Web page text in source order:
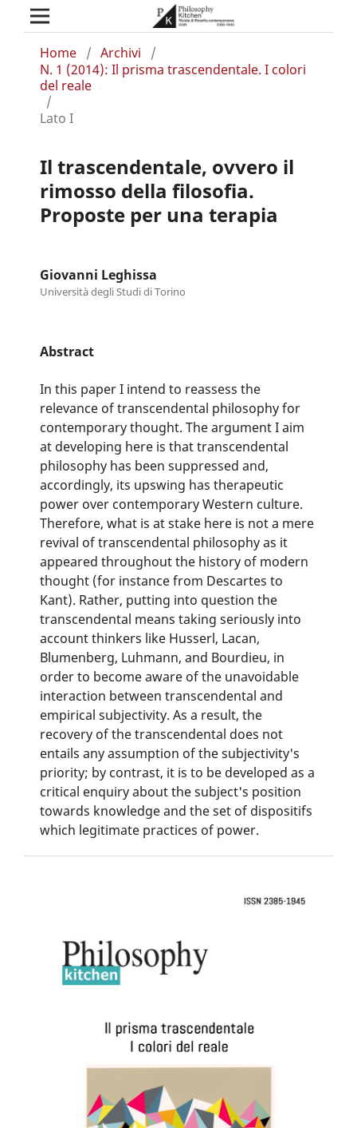
Home / Archivi
/
N. 1 (2014): Il prisma trascendentale. I colori
del reale
/
Lato I
Il trascendentale, ovvero il
rimosso della filosofia.
Proposte per una terapia
Giovanni Leghissa
Università degli Studi di Torino
Abstract
In this paper I intend to reassess the
relevance of transcendental philosophy for
contemporary thought. The argument I aim
at developing here is that transcendental
philosophy has been suppressed and,
accordingly, its upswing has therapeutic
power over contemporary Western culture.
Therefore, what is at stake here is not a mere
revival of transcendental philosophy as it
appeared throughout the history of modern
thought (for instance from Descartes to
Kant). Rather, putting into question the
transcendental means taking seriously into
account thinkers like Husserl, Lacan,
Blumenberg, Luhmann, and Bourdieu, in
order to become aware of the unavoidable
interaction between transcendental and
empirical subjectivity. As a result, the
recovery of the transcendental does not
entails any assumption of the subjectivity's
priority; by contrast, it is to be developed as a
critical enquiry about the subject's position
towards knowledge and the set of dispositifs
which legitimate practices of power.